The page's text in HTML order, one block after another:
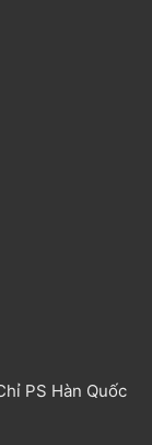
PS Hàn Quốc